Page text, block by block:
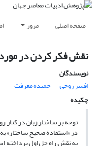
صفحه اصلی مرور
نقش فکر کردن در مورد
نویسندگان
افسر روحی
حمیده معرفت
چکیده
توجه بر ساختار زبان در